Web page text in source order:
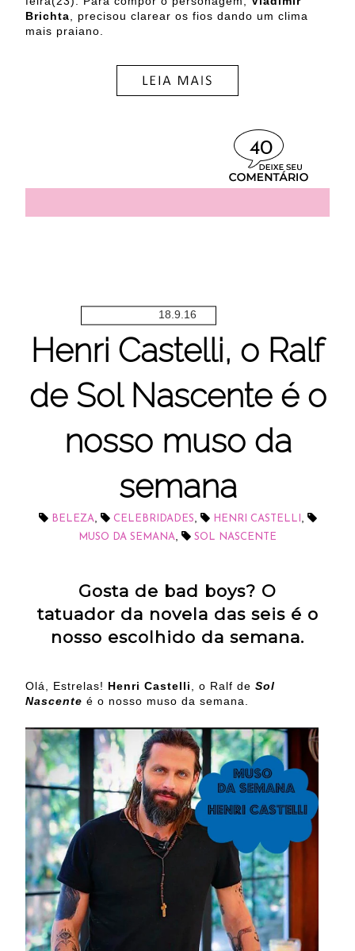
Brichta , precisou clarear os fios dando um clima
mais praiano.
40
18.9.16
Henri Castelli, o Ralf
de Sol Nascente é o
nosso muso da
semana
BELEZA CELEBRIDADES HENRI CASTELLI
MUSO DA SEMANA SOL NASCENTE
Gosta de bad boys? O
tatuador da novela das seis é o
nosso escolhido da semana.
Olá, Estrelas! Henri Castelli , o Ralf de Sol
Nascente é o nosso muso da semana.